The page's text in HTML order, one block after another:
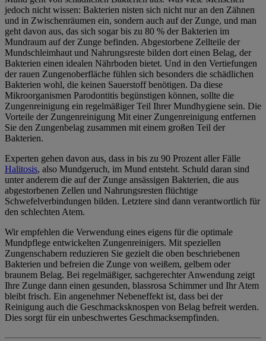
jedoch nicht wissen: Bakterien nisten sich nicht nur an den Zähnen
und in Zwischenräumen ein, sondern auch auf der Zunge, und man
geht davon aus, das sich sogar bis zu 80 % der Bakterien im
Mundraum auf der Zunge befinden. Abgestorbene Zellteile der
Mundschleimhaut und Nahrungsreste bilden dort einen Belag, der
Bakterien einen idealen Nährboden bietet. Und in den Vertiefungen
der rauen Zungenoberfläche fühlen sich besonders die schädlichen
Bakterien wohl, die keinen Sauerstoff benötigen. Da diese
Mikroorganismen Parodontitis begünstigen können, sollte die
Zungenreinigung ein regelmäßiger Teil Ihrer Mundhygiene sein. Die
Vorteile der Zungenreinigung Mit einer Zungenreinigung entfernen
Sie den Zungenbelag zusammen mit einem großen Teil der
Bakterien.
Experten gehen davon aus, dass in bis zu 90 Prozent aller Fälle
Halitosis, also Mundgeruch, im Mund entsteht. Schuld daran sind
unter anderem die auf der Zunge ansässigen Bakterien, die aus
abgestorbenen Zellen und Nahrungsresten flüchtige
Schwefelverbindungen bilden. Letztere sind dann verantwortlich für
den schlechten Atem.
Wir empfehlen die Verwendung eines eigens für die optimale
Mundpflege entwickelten Zungenreinigers. Mit speziellen
Zungenschabern reduzieren Sie gezielt die oben beschriebenen
Bakterien und befreien die Zunge von weißem, gelbem oder
braunem Belag. Bei regelmäßiger, sachgerechter Anwendung zeigt
Ihre Zunge dann einen gesunden, blassrosa Schimmer und Ihr Atem
bleibt frisch. Ein angenehmer Nebeneffekt ist, dass bei der
Reinigung auch die Geschmacksknospen von Belag befreit werden.
Dies sorgt für ein unbeschwertes Geschmacksempfinden.